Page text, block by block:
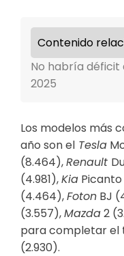
Contenido
No habría déficit
2025
Los modelos más
año son el Tesla
(8.464),Renault
(4.981),Kia
(4.464),Foton BJ
(3.557),Mazda2
para completar el
(2.930).